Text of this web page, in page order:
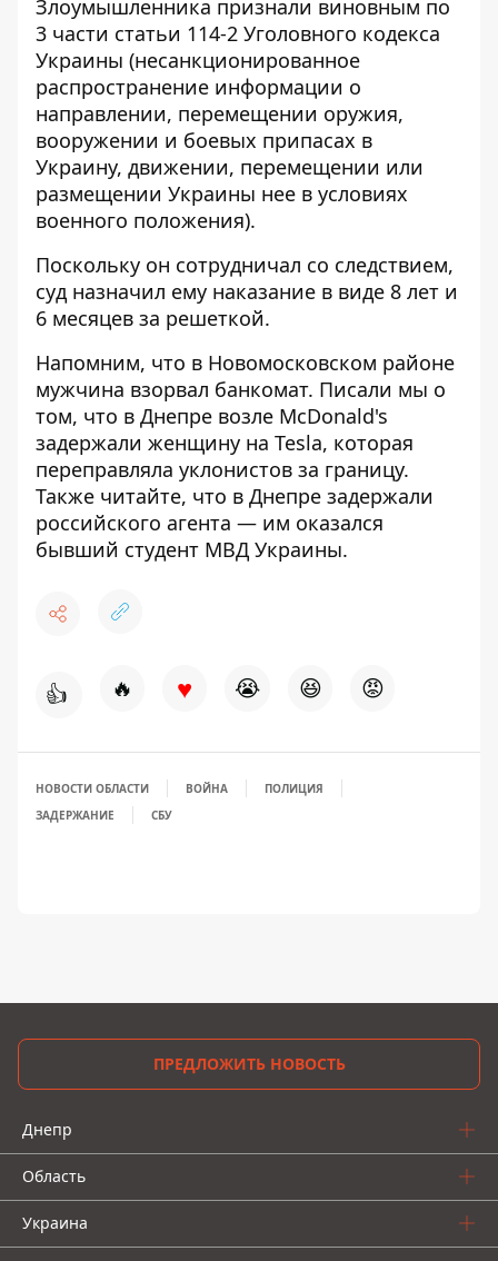
Злоумышленника признали виновным по
3 части статьи 114-2 Уголовного кодекса
Украины (несанкционированное
распространение информации о
направлении, перемещении оружия,
вооружении и боевых припасах в
Украину, движении, перемещении или
размещении Украины нее в условиях
военного положения).
Поскольку он сотрудничал со следствием,
суд назначил ему наказание в виде 8 лет и
6 месяцев за решеткой.
Напомним, что в Новомосковском районе
мужчина взорвал банкомат. Писали мы о
том, что в Днепре возле McDonald's
задержали женщину на Tesla, которая
переправляла уклонистов за границу.
Также читайте, что в Днепре задержали
российского агента — им оказался
бывший студент МВД Украины.
👍 🔥 ♥ 😭 😆 😡
НОВОСТИ ОБЛАСТИ ВОЙНА
ПОЛИЦИЯ
ЗАДЕРЖАНИЕ
СБУ
ПРЕДЛОЖИТЬ НОВОСТЬ
Днепр
Область
Украина